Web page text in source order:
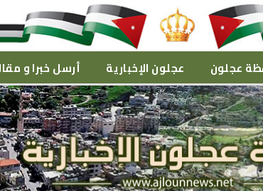
عجلون عجلون الإخبارية أرسل خبرا و